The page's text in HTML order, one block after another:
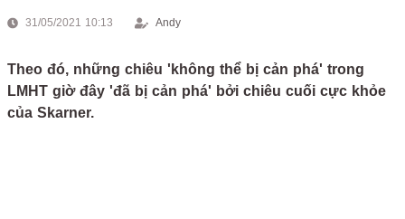
31/05/2021 10:13 Andy
Theo đó, những chiêu 'không thể bị cản phá' trong
LMHT giờ đây 'đã bị cản phá' bởi chiêu cuối cực khỏe
của Skarner.